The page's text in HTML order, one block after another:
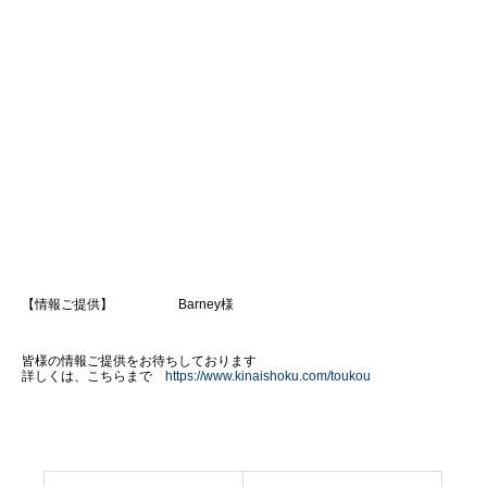
【情報ご提供】 Barney様
皆様の情報ご提供をお待ちしております
詳しくは、こちらまで https://www.kinaishoku.com/toukou